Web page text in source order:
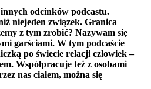
odcinków podcastu.
niejeden związek. Granica
z tym zrobić? Nazywam się
garściami. W tym podcaście
po świecie relacji człowiek –
Współpracuje też z osobami
nas ciałem, można się